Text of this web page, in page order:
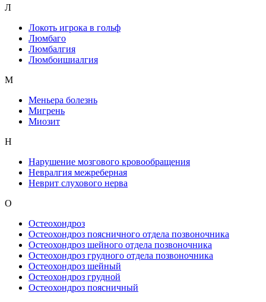
Л
Локоть игрока в гольф
Люмбаго
Люмбалгия
Люмбоишиалгия
М
Меньера болезнь
Мигрень
Миозит
Н
Нарушение мозгового кровообращения
Невралгия межреберная
Неврит слухового нерва
О
Остеохондроз
Остеохондроз поясничного отдела позвоночника
Остеохондроз шейного отдела позвоночника
Остеохондроз грудного отдела позвоночника
Остеохондроз шейный
Остеохондроз грудной
Остеохондроз поясничный